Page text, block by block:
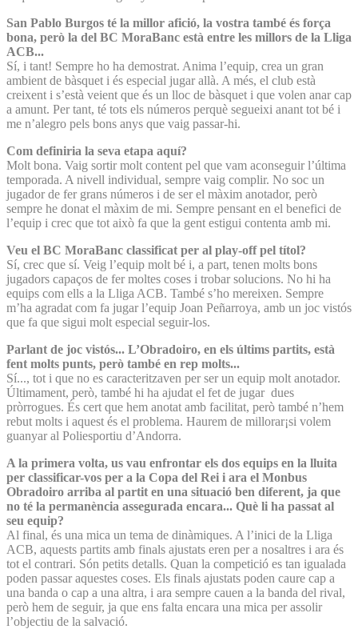
San Pablo Burgos té la millor afició, la vostra també és força
bona, però la del BC MoraBanc està entre les millors de la Lliga
ACB...
Sí, i tant! Sempre ho ha demostrat. Anima l’equip, crea un gran
ambient de bàsquet i és especial jugar allà. A més, el club està
creixent i s’està veient que és un lloc de bàsquet i que volen anar cap
a amunt. Per tant, té tots els números perquè segueixi anant tot bé i
me n’alegro pels bons anys que vaig passar-hi.
Com definiria la seva etapa aquí?
Molt bona. Vaig sortir molt content pel que vam aconseguir l’última
temporada. A nivell individual, sempre vaig complir. No soc un
jugador de fer grans números i de ser el màxim anotador, però
sempre he donat el màxim de mi. Sempre pensant en el benefici de
l’equip i crec que tot això fa que la gent estigui contenta amb mi.
Veu el BC MoraBanc classificat per al play-off pel títol?
Sí, crec que sí. Veig l’equip molt bé i, a part, tenen molts bons
jugadors capaços de fer moltes coses i trobar solucions. No hi ha
equips com ells a la Lliga ACB. També s’ho mereixen. Sempre
m’ha agradat com fa jugar l’equip Joan Peñarroya, amb un joc vistós
que fa que sigui molt especial seguir-los.
Parlant de joc vistós... L’Obradoiro, en els últims partits, està
fent molts punts, però també en rep molts...
Sí..., tot i que no es caracteritzaven per ser un equip molt anotador.
Últimament, però, també hi ha ajudat el fet de jugar dues
pròrrogues. És cert que hem anotat amb facilitat, però també n’hem
rebut molts i aquest és el problema. Haurem de millorar¡si volem
guanyar al Poliesportiu d’Andorra.
A la primera volta, us vau enfrontar els dos equips en la lluita
per classificar-vos per a la Copa del Rei i ara el Monbus
Obradoiro arriba al partit en una situació ben diferent, ja que
no té la permanència assegurada encara... Què li ha passat al
seu equip?
Al final, és una mica un tema de dinàmiques. A l’inici de la Lliga
ACB, aquests partits amb finals ajustats eren per a nosaltres i ara és
tot el contrari. Són petits detalls. Quan la competició es tan igualada
poden passar aquestes coses. Els finals ajustats poden caure cap a
una banda o cap a una altra, i ara sempre cauen a la banda del rival,
però hem de seguir, ja que ens falta encara una mica per assolir
l’objectiu de la salvació.